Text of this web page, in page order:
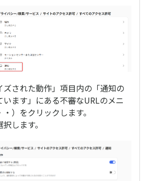
ズされた動作」項目内の「通知の
ます」にある不審なURLのメニ
）をクリックします。
します。